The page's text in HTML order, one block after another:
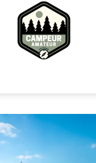
Amateur